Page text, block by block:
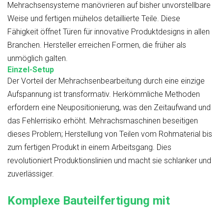
Mehrachsensysteme manövrieren auf bisher unvorstellbare
Weise und fertigen mühelos detaillierte Teile. Diese
Fähigkeit öffnet Türen für innovative Produktdesigns in allen
Branchen. Hersteller erreichen Formen, die früher als
unmöglich galten.
Einzel-Setup
Der Vorteil der Mehrachsenbearbeitung durch eine einzige
Aufspannung ist transformativ. Herkömmliche Methoden
erfordern eine Neupositionierung, was den Zeitaufwand und
das Fehlerrisiko erhöht. Mehrachsmaschinen beseitigen
dieses Problem; Herstellung von Teilen vom Rohmaterial bis
zum fertigen Produkt in einem Arbeitsgang. Dies
revolutioniert Produktionslinien und macht sie schlanker und
zuverlässiger.
Komplexe Bauteilfertigung mit